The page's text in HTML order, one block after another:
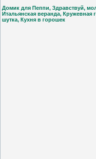
Домик для Пеппи, Здравствуй,
Итальянская веранда, Кружевная
шутка, Кухня в горошек